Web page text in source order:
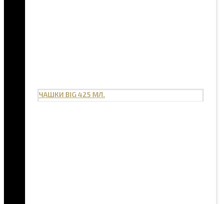
ЧАШКИ BIG 425 МЛ.